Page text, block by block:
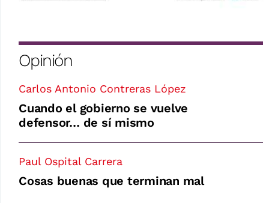
Opinión
Carlos Antonio Contreras López
Cuando el gobierno se vuelve
defensor… de sí mismo
Paul Ospital Carrera
Cosas buenas que terminan mal